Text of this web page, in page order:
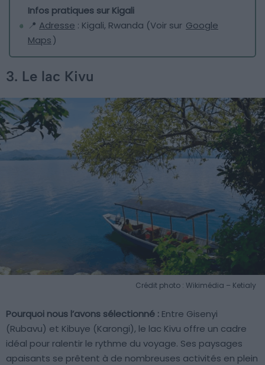
Infos pratiques sur Kigali
📍 Adresse : Kigali, Rwanda (Voir sur Google
Maps)
3. Le lac Kivu
Crédit photo : Wikimédia – Ketialy
Pourquoi nous l’avons sélectionné : Entre Gisenyi
(Rubavu) et Kibuye (Karongi), le lac Kivu offre un cadre
idéal pour ralentir le rythme du voyage. Ses paysages
apaisants se prêtent à de nombreuses activités en plein